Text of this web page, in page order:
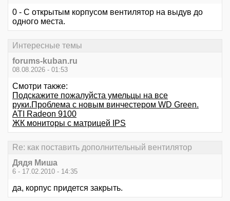
0 - С открытым корпусом вентилятор на выдув до
одного места.
Интересные темы
forums-kuban.ru
08.08.2026 - 01:53
Смотри также:
Подскажите пожалуйста умельцы на все
руки.Проблема с новым винчестером WD Green.
ATI Radeon 9100
ЖК мониторы с матрицей IPS
Re: как поставить дополнительный вентилятор
Дядя Миша
6 - 17.02.2010 - 14:35
да, корпус придется закрыть.